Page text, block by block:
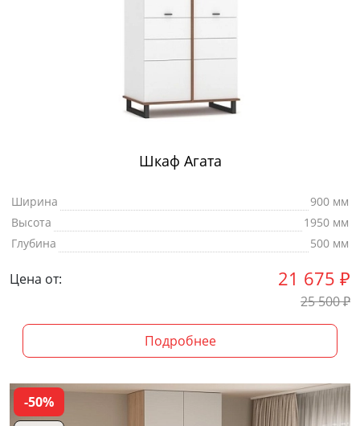
Шкаф Агата
Ширина
900 мм
Высота
1950 мм
Глубина
500 мм
Цена от: 21 675 ₽
25 500₽
Подробнее
-50%